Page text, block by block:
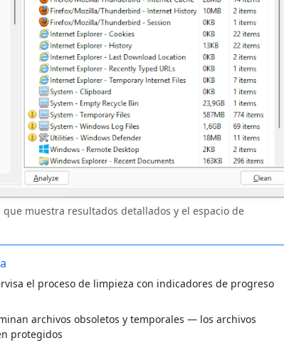
muestra resultados detallados y el espacio de
el proceso de limpieza con indicadores de progreso
archivos obsoletos y temporales — los archivos
protegidos